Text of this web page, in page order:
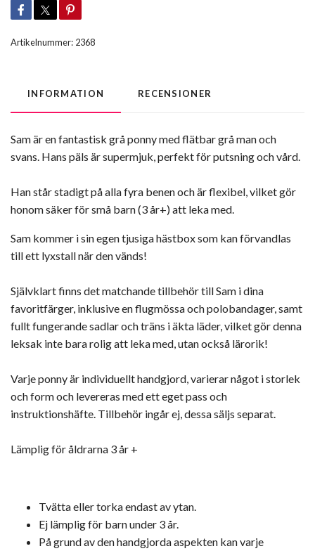
Artikelnummer: 2368
INFORMATION RECENSIONER
Sam är en fantastisk grå ponny med flätbar grå man och
svans. Hans päls är supermjuk, perfekt för putsning och vård.
Han står stadigt på alla fyra benen och är flexibel, vilket gör
honom säker för små barn (3 år+) att leka med.
Sam kommer i sin egen tjusiga hästbox som kan förvandlas
till ett lyxstall när den vänds!
Självklart finns det matchande tillbehör till Sam i dina
favoritfärger, inklusive en flugmössa och polobandager, samt
fullt fungerande sadlar och träns i äkta läder, vilket gör denna
leksak inte bara rolig att leka med, utan också lärorik!
Varje ponny är individuellt handgjord, varierar något i storlek
och form och levereras med ett eget pass och
instruktionshäfte. Tillbehör ingår ej, dessa säljs separat.
Lämplig för åldrarna 3 år +
Tvätta eller torka endast av ytan.
Ej lämplig för barn under 3 år.
På grund av den handgjorda aspekten kan varje